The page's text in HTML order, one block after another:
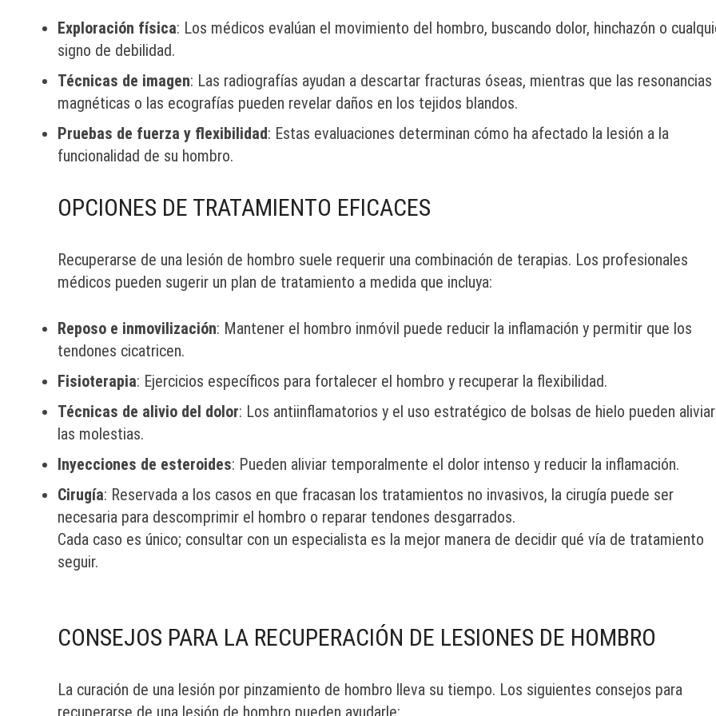
Exploración física: Los médicos evalúan el movimiento del hombro, buscando dolor, hinchazón o
signo de debilidad.
Técnicas de imagen: Las radiografías ayudan a descartar fracturas óseas, mientras que las resonancias
magnéticas o las ecografías pueden revelar daños en los tejidos blandos.
Pruebas de fuerza y flexibilidad: Estas evaluaciones determinan cómo ha afectado la lesión a la
funcionalidad de su hombro.
OPCIONES DE TRATAMIENTO EFICACES
Recuperarse de una lesión de hombro suele requerir una combinación de terapias. Los profesionales
médicos pueden sugerir un plan de tratamiento a medida que incluya:
Reposo e inmovilización: Mantener el hombro inmóvil puede reducir la inflamación y permitir que los
tendones cicatricen.
Fisioterapia: Ejercicios específicos para fortalecer el hombro y recuperar la flexibilidad.
Técnicas de alivio del dolor: Los antiinflamatorios y el uso estratégico de bolsas de hielo pueden aliviar
las molestias.
Inyecciones de esteroides: Pueden aliviar temporalmente el dolor intenso y reducir la inflamación.
Cirugía: Reservada a los casos en que fracasan los tratamientos no invasivos, la cirugía puede ser
necesaria para descomprimir el hombro o reparar tendones desgarrados.
Cada caso es único; consultar con un especialista es la mejor manera de decidir qué vía de tratamiento
seguir.
CONSEJOS PARA LA RECUPERACIÓN DE LESIONES DE HOMBRO
La curación de una lesión por pinzamiento de hombro lleva su tiempo. Los siguientes consejos para
recuperarse de una lesión de hombro pueden ayudarle: